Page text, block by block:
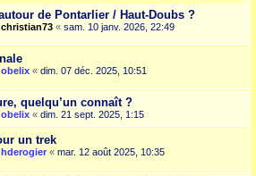
de Pontarlier / Haut-Doubs ?
christian73 « sam. 10 janv. 2026, 22:49
obelix « dim. 07 déc. 2025, 10:51
quelqu’un connaît ?
obelix « dim. 21 sept. 2025, 1:15
un trek
hderogier « mar. 12 août 2025, 10:35